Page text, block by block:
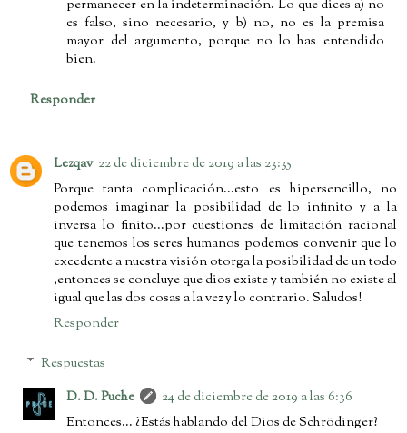
permanecer en la indeterminación. Lo que dices a) no
es falso, sino necesario, y b) no, no es la premisa
mayor del argumento, porque no lo has entendido
bien.
Responder
Lezqav 22 de diciembre de 2019 a las 23:35
Porque tanta complicación...esto es hipersencillo, no
podemos imaginar la posibilidad de lo infinito y a la
inversa lo finito...por cuestiones de limitación racional
que tenemos los seres humanos podemos convenir que lo
excedente a nuestra visión otorga la posibilidad de un todo
,entonces se concluye que dios existe y también no existe al
igual que las dos cosas a la vez y lo contrario. Saludos!
Responder
Respuestas
D. D. Puche
24 de diciembre de 2019 a las 6:36
Entonces... ¿Estás hablando del Dios de Schrödinger?